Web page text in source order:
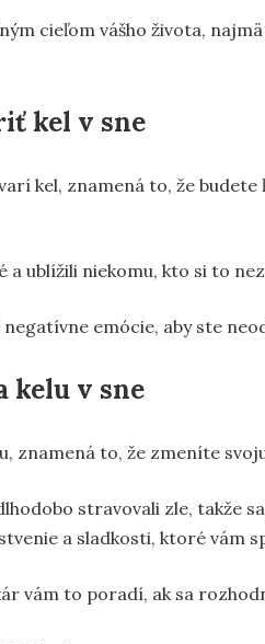
cieľom vášho života,
kel v sne
kel, znamená to, že
a ublížili niekomu, kto si to
emócie, aby ste
kelu v sne
znamená to, že zmeníte
stravovali zle, takže
a sladkosti, ktoré vám
vám to poradí, ak sa